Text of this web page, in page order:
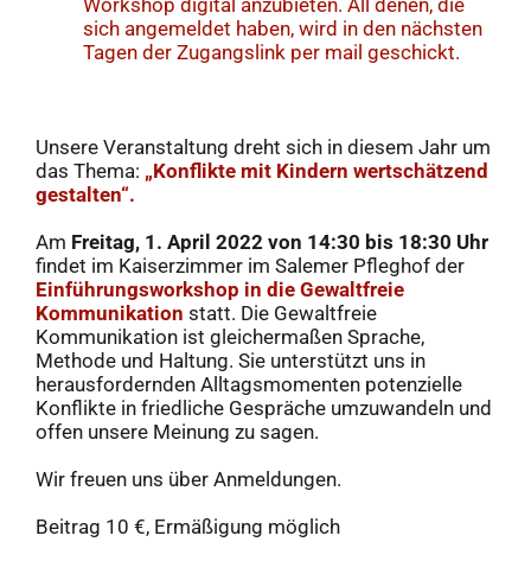
Workshop digital anzubieten. All denen, die
sich angemeldet haben, wird in den nächsten
Tagen der Zugangslink per mail geschickt.
Unsere Veranstaltung dreht sich in diesem Jahr um
das Thema: „Konflikte mit Kindern wertschätzend
gestalten“.
Am Freitag, 1. April 2022 von 14:30 bis 18:30 Uhr
findet im Kaiserzimmer im Salemer Pfleghof der
Einführungsworkshop in die Gewaltfreie
Kommunikation statt. Die Gewaltfreie
Kommunikation ist gleichermaßen Sprache,
Methode und Haltung. Sie unterstützt uns in
herausfordernden Alltagsmomenten potenzielle
Konflikte in friedliche Gespräche umzuwandeln und
offen unsere Meinung zu sagen.
Wir freuen uns über Anmeldungen.
Beitrag 10 €, Ermäßigung möglich